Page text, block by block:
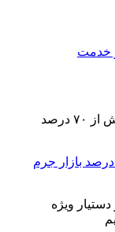
خدمت
از بحران نقدینگی تا تصاحب بیش از ۷۰ درصد بازار جرم